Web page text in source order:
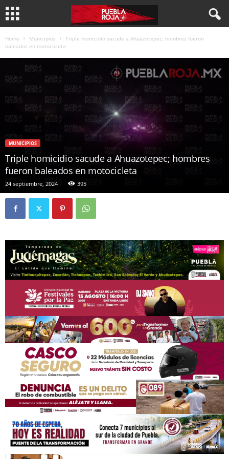
Home Municipios
Triple homicidio sacude a Ahuazotepec; hombres fueron
baleados en motocicleta
MUNICIPIOS
Triple homicidio sacude a Ahuazotepec; hombres
fueron baleados en motocicleta
24 septiembre, 2024 395